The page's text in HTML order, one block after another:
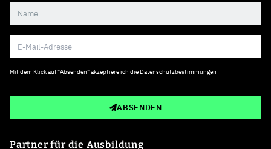
Mit dem Klick auf "Absenden" akzeptiere ich die Datenschutzbestimmungen
ABSENDEN
Partner für die Ausbildung